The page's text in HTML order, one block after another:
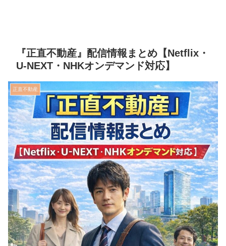
『正直不動産』配信情報まとめ【Netflix・
U-NEXT・NHKオンデマンド対応】
正直不動産